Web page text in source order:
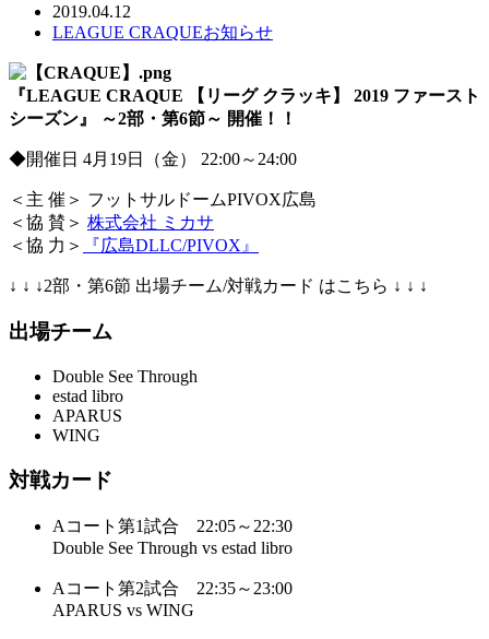
2019.04.12
LEAGUE CRAQUEお知らせ
『LEAGUE CRAQUE 【リーグ クラッキ】 2019 ファースト
シーズン』 ～2部・第6節～ 開催！！
◆開催日 4月19日（金） 22:00～24:00
＜主 催＞ フットサルドームPIVOX広島
＜協 賛＞ 株式会社 ミカサ
＜協 力＞
『広島DLLC/PIVOX』
↓ ↓ ↓2部・第6節 出場チーム/対戦カード はこちら ↓ ↓ ↓
出場チーム
Double See Through
estad libro
APARUS
WING
対戦カード
Aコート第1試合 22:05～22:30
Double See Through vs estad libro
Aコート第2試合 22:35～23:00
APARUS vs WING